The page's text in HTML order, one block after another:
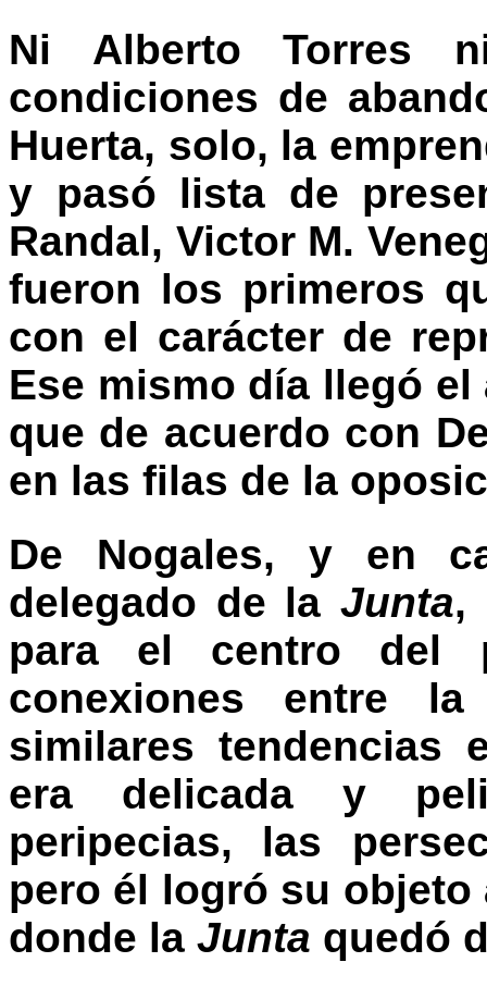
Ni Alberto Torres
condiciones de
Huerta, solo, la
y pasó lista de
Randal, Victor M.
fueron los primeros
con el carácter de
Ese mismo día llegó
que de acuerdo con
en las filas de la
De Nogales, y en
delegado de la Junta,
para el centro del
conexiones entre
similares tendencias
era delicada y
peripecias, las
pero él logró su objeto
donde la Junta quedó